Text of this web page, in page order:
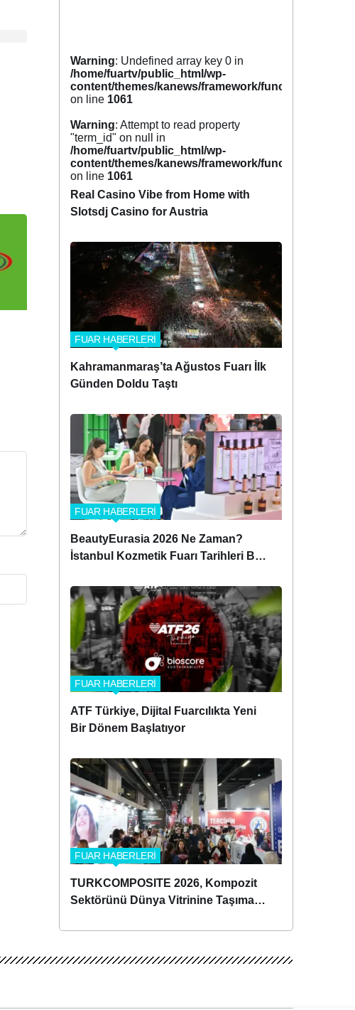
Warning: Undefined array key 0 in
/home/fuartv/public_html/wp-
content/themes/kanews/framework/functions/
on line 1061
Warning: Attempt to read property
"term_id" on null in
/home/fuartv/public_html/wp-
content/themes/kanews/framework/functions/
on line 1061
Real Casino Vibe from Home with
Slotsdj Casino for Austria
FUAR HABERLERİ
Kahramanmaraş’ta Ağustos Fuarı İlk
Günden Doldu Taştı
FUAR HABERLERİ
BeautyEurasia 2026 Ne Zaman?
İstanbul Kozmetik Fuarı Tarihleri Belli
FUAR HABERLERİ
ATF Türkiye, Dijital Fuarcılıkta Yeni
Bir Dönem Başlatıyor
FUAR HABERLERİ
TURKCOMPOSITE 2026, Kompozit
Sektörünü Dünya Vitrinine Taşımaya